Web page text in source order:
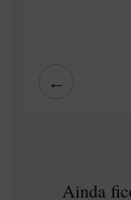
←
Ainda